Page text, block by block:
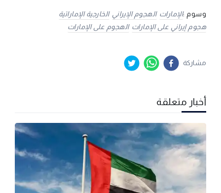
وسوم :الإمارات الهجوم الإيراني الخارجية الإماراتية
هجوم إيراني على الإمارات الهجوم على الإمارات
مشاركة
أخبار متعلقة